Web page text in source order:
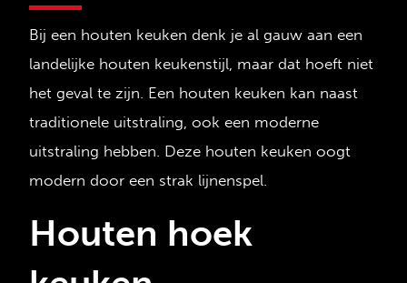
Bij een houten keuken denk je al gauw aan een
landelijke houten keukenstijl, maar dat hoeft niet
het geval te zijn. Een houten keuken kan naast
traditionele uitstraling, ook een moderne
uitstraling hebben. Deze houten keuken oogt
modern door een strak lijnenspel.
Houten hoek